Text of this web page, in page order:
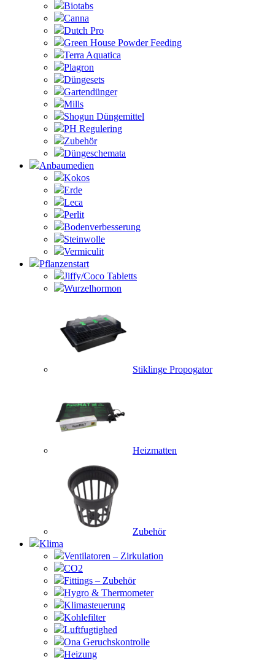
Biotabs
Canna
Dutch Pro
Green House Powder Feeding
Terra Aquatica
Plagron
Düngesets
Gartendünger
Mills
Shogun Düngemittel
PH Regulering
Zubehör
Düngeschemata
Anbaumedien
Kokos
Erde
Leca
Perlit
Bodenverbesserung
Steinwolle
Vermiculit
Pflanzenstart
Jiffy/Coco Tabletts
Wurzelhormon
Stiklinge Propogator
Heizmatten
Zubehör
Klima
Ventilatoren – Zirkulation
CO2
Fittings – Zubehör
Hygro & Thermometer
Klimasteuerung
Kohlefilter
Luftfugtighed
Ona Geruchskontrolle
Heizung